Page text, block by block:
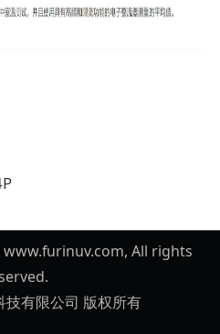
All rights
技有限公司 版权所有